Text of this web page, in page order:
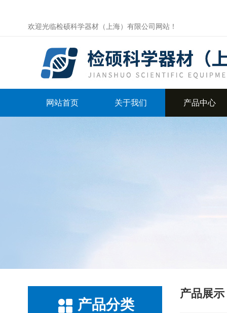
欢迎光临检硕科学器材（上海）有限公司网站！
网站首页 关于我们 产品中心
产品分类
产品展示